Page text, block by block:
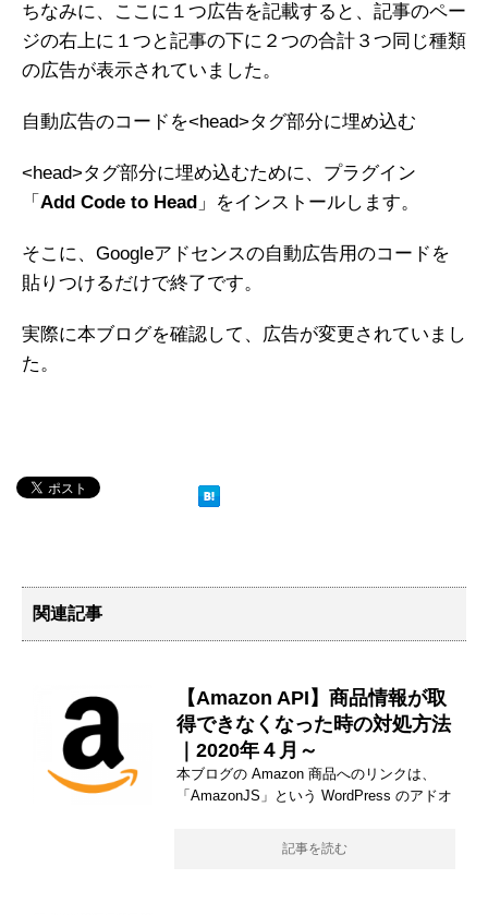
ちなみに、ここに１つ広告を記載すると、記事のペー
ジの右上に１つと記事の下に２つの合計３つ同じ種類
の広告が表示されていました。
自動広告のコードを<head>タグ部分に埋め込む
<head>タグ部分に埋め込むために、プラグイン
「 Add Code to Head 」をインストールします。
そこに、Googleアドセンスの自動広告用のコードを
貼りつけるだけで終了です。
実際に本ブログを確認して、広告が変更されていまし
た。
関連記事
【Amazon API】商品情報が取
得できなくなった時の対処方法
｜2020年４月～
本ブログの Amazon 商品へのリンクは、
「AmazonJS」という WordPress のアドオ
記事を読む